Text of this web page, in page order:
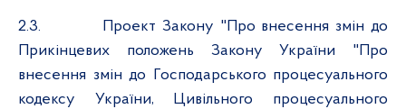
2.3.
Проект Закону "Про внесення змін до
Прикінцевих положень Закону України "Про
внесення змін до Господарського процесуального
кодексу України, Цивільного процесуального